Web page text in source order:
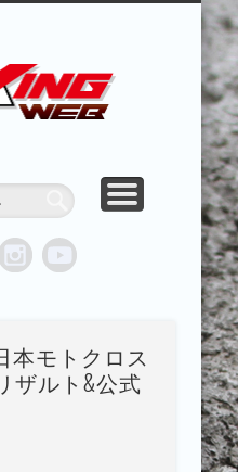
トク
MX＋PLUS
本モトクロス
ザルト&公式